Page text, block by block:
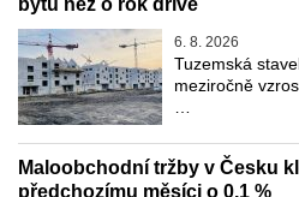
6. 8. 2026
Tuzemská
meziročně
Maloobchodní tržby v Česku
předchozímu měsíci o 0,1 %